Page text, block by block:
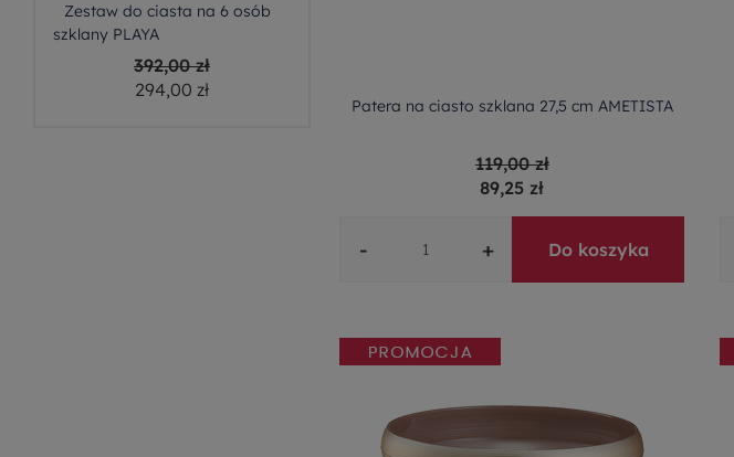
Patera na ciasto szklana 27,5 cm AMETISTA
119,00 zł
89,25 zł
- + Do koszyka
Zestaw do ciasta na 6 osób
szklany PLAYA
392,00 zł
294,00 zł